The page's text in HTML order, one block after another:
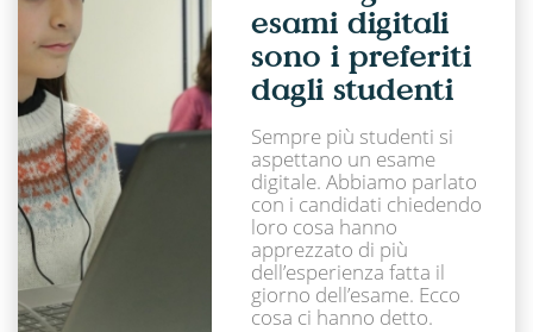
esami digitali
sono i preferiti
dagli studenti
Sempre più studenti si
aspettano un esame
digitale. Abbiamo parlato
con i candidati chiedendo
loro cosa hanno
apprezzato di più
dell’esperienza fatta il
giorno dell’esame. Ecco
cosa ci hanno detto.